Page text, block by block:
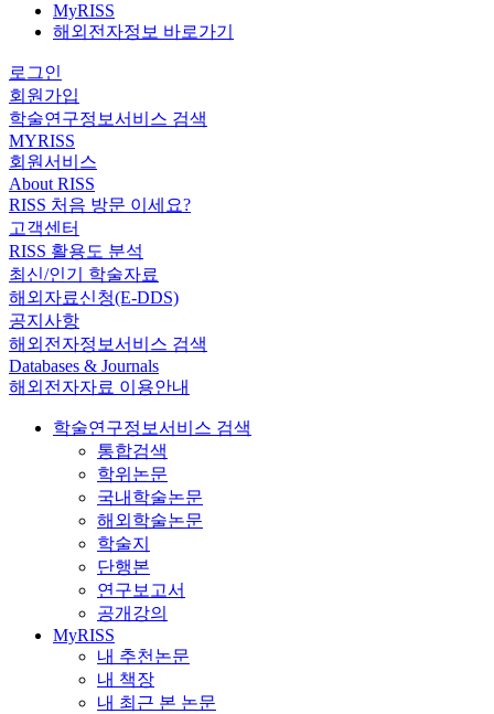
MyRISS
해외전자정보 바로가기
로그인
회원가입
학술연구정보서비스 검색
MYRISS
회원서비스
About RISS
RISS 처음 방문 이세요?
고객센터
RISS 활용도 분석
최신/인기 학술자료
해외자료신청(E-DDS)
공지사항
해외전자정보서비스 검색
Databases & Journals
해외전자자료 이용안내
학술연구정보서비스 검색
통합검색
학위논문
국내학술논문
해외학술논문
학술지
단행본
연구보고서
공개강의
MyRISS
내 추천논문
내 책장
내 최근 본 논문